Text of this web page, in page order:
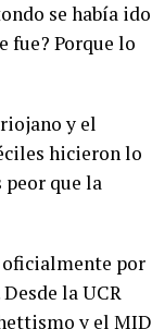
se había ido
fue? Porque lo
y el
hicieron lo
peor que la
oficialmente por
la UCR
y el MID